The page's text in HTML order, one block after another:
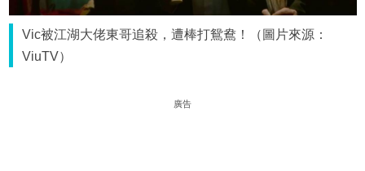
Vic被江湖大佬東哥追殺，遭棒打鴛鴦！（圖片來源：
ViuTV）
廣告